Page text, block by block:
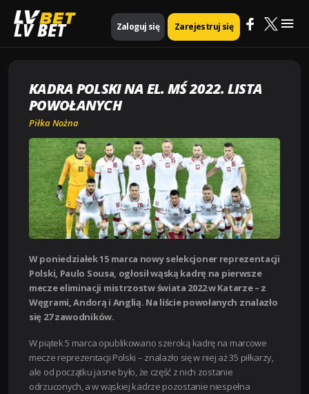
LV BET Zaloguj się Zarejestruj się
Strona główna
Piłka nożna
Kadra Polski na El. MŚ 2022. Lista powołanych
KADRA POLSKI NA EL. MŚ 2022. LISTA
POWOŁANYCH
Piłka Nożna
W poniedziałek 15 marca nowy selekcjoner reprezentacji
Polski, Paulo Sousa, ogłosił wąską kadrę na pierwsze
mecze eliminacji mistrzostw świata 2022 w Katarze – z
Węgrami, Andorą i Anglią. Na liście powołanych znalazło
się 27 zawodników.
W piątek 5 marca opublikowano szeroką kadrę na marcowe
mecze reprezentacji Polski – znalazło się w niej aż 35 piłkarzy,
ale od początku jasne było, że część z nich zostanie
odrzuconych, a w wąskiej kadrze pozostanie niespełna